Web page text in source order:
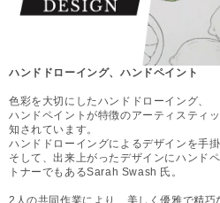
ハンドドローイング、ハンドペイント
色彩を大切にしたハンドドローイング、
ハンドペイントが特徴のアーティスティ
知されています。
ハンドドローイングによるデザインを手
そして、出来上がったデザインにハンド
トナーでもあるSarah Swash 氏。
2人の共同作業により、美しく優雅で精巧